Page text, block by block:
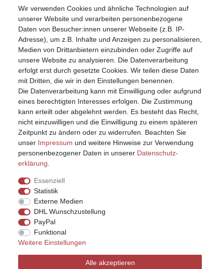
Mein Konto
Registrieren
Anmelden (Login)
Warenkorb
Wir verwenden Cookies und ähnliche Technologien auf
unserer Website und verarbeiten personenbezogene
Daten von Besucher:innen unserer Webseite (z.B. IP-
Adresse), um z.B. Inhalte und Anzeigen zu personalisieren,
Medien von Drittanbietern einzubinden oder Zugriffe auf
unsere Website zu analysieren. Die Datenverarbeitung
erfolgt erst durch gesetzte Cookies. Wir teilen diese Daten
mit Dritten, die wir in den Einstellungen benennen.
Die Datenverarbeitung kann mit Einwilligung oder aufgrund
eines berechtigten Interesses erfolgen. Die Zustimmung
kann erteilt oder abgelehnt werden. Es besteht das Recht,
nicht einzuwilligen und die Einwilligung zu einem späteren
Zeitpunkt zu ändern oder zu widerrufen. Beachten Sie
unser Impressum und weitere Hinweise zur Verwendung
personenbezogener Daten in unserer Daten­schutz­
erklärung
Essenziell
Statistik
Externe Medien
DHL Wunschzustellung
PayPal
Funktional
Weitere Einstellungen
Alle akzeptieren